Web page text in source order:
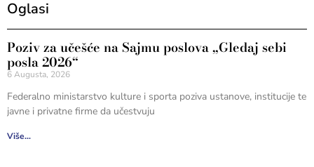
Oglasi
Poziv za učešće na Sajmu poslova „Gledaj sebi
posla 2026“
6 Augusta, 2026
Federalno ministarstvo kulture i sporta poziva ustanove, institucije te
javne i privatne firme da učestvuju
Više...